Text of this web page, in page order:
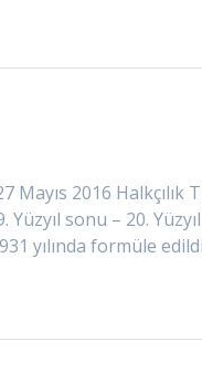
2016
sonu – 20.
yılında formüle